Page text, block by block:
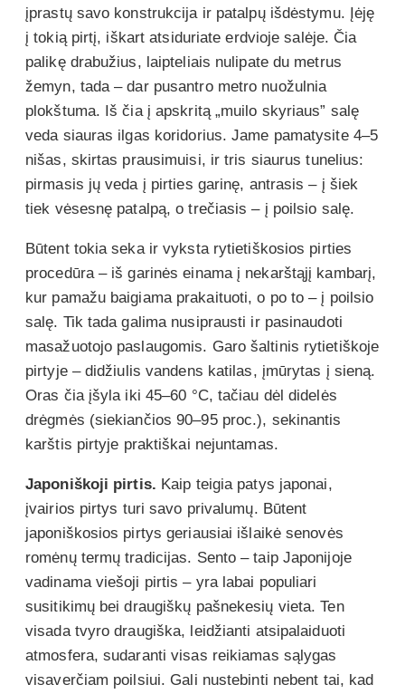
įprastų savo konstrukcija ir patalpų išdėstymu. Įėję
į tokią pirtį, iškart atsiduriate erdvioje salėje. Čia
palikę drabužius, laipteliais nulipate du metrus
žemyn, tada – dar pusantro metro nuožulnia
plokštuma. Iš čia į apskritą „muilo skyriaus” salę
veda siauras ilgas koridorius. Jame pamatysite 4–5
nišas, skirtas prausimuisi, ir tris siaurus tunelius:
pirmasis jų veda į pirties garinę, antrasis – į šiek
tiek vėsesnę patalpą, o trečiasis – į poilsio salę.
Būtent tokia seka ir vyksta rytietiškosios pirties
procedūra – iš garinės einama į nekarštąjį kambarį,
kur pamažu baigiama prakaituoti, o po to – į poilsio
salę. Tik tada galima nusiprausti ir pasinaudoti
masažuotojo paslaugomis. Garo šaltinis rytietiškoje
pirtyje – didžiulis vandens katilas, įmūrytas į sieną.
Oras čia įšyla iki 45–60 °C, tačiau dėl didelės
drėgmės (siekiančios 90–95 proc.), sekinantis
karštis pirtyje praktiškai nejuntamas.
Japoniškoji pirtis. Kaip teigia patys japonai,
įvairios pirtys turi savo privalumų. Būtent
japoniškosios pirtys geriausiai išlaikė senovės
romėnų termų tradicijas. Sento – taip Japonijoje
vadinama viešoji pirtis – yra labai populiari
susitikimų bei draugiškų pašnekesių vieta. Ten
visada tvyro draugiška, leidžianti atsipalaiduoti
atmosfera, sudaranti visas reikiamas sąlygas
visaverčiam poilsiui. Gali nustebinti nebent tai, kad